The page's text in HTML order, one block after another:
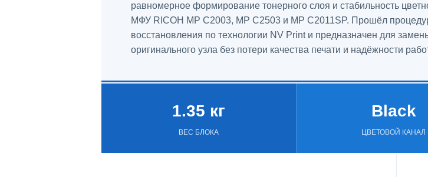
равномерное формирование тонерного слоя и стабильность
МФУ RICOH MP C2003, MP C2503 и MP C2011SP. Прошёл
восстановления по технологии NV Print и предназначен для
оригинального узла без потери качества печати и надёжности
1.35 кг
ВЕС БЛОКА
Black
ЦВЕТОВОЙ КАНАЛ